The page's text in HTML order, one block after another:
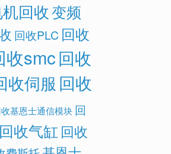
回收变频
回收PLC 回收
收smc回收
收伺服 回收
基恩士通信模块 回
回收气缸 回收